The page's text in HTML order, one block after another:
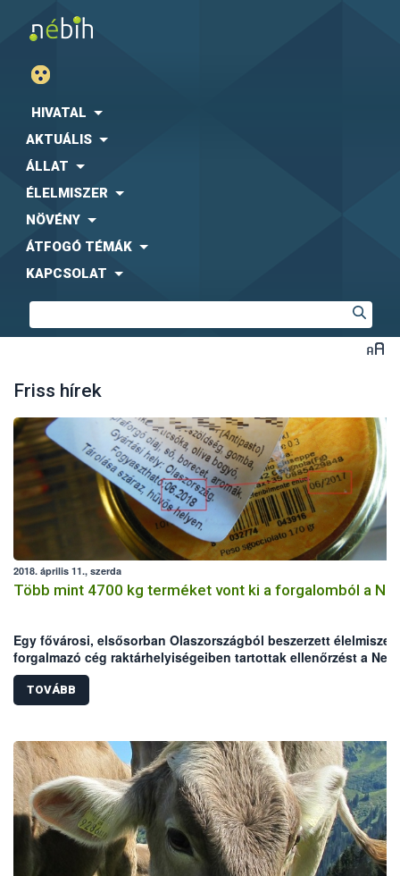
HIVATAL
AKTUÁLIS
ÁLLAT
ÉLELMISZER
NÖVÉNY
ÁTFOGÓ TÉMÁK
KAPCSOLAT
Friss hírek
2018. április 11., szerda
Több mint 4700 kg terméket vont ki a forgalomból a
Egy fővárosi, elsősorban Olaszországból beszerzett
forgalmazó cég raktárhelyiségeiben tartottak ellenőrzést a
Élelmiszerlánc-biztonsági Hivatal (Nébih) szakemberei. Az
ellenőrök a helyszínen összesen több mint 4700 kg terméket
vontak ki a forgalomból, amelyek között jelentős
hamisított élelmiszerek.
TOVÁBB